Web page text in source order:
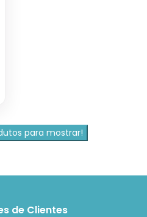
para mostrar!
de Clientes